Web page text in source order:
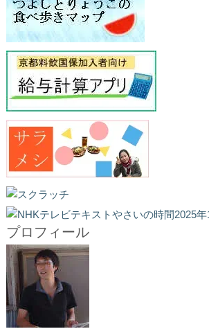
プロフィール